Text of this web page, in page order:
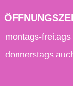
montags-freitags
donnerstags